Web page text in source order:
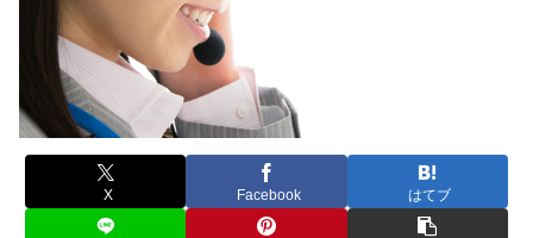
X Facebook はてブ